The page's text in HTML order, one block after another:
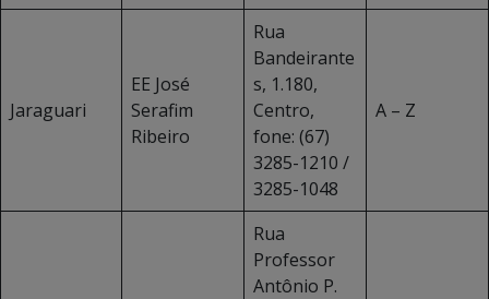
Jaraguari
EE José
Serafim
Ribeiro
Rua
Bandeirante
s, 1.180,
Centro,
fone: (67)
3285-1210 /
3285-1048
A – Z
Rua
Professor
Antônio P.